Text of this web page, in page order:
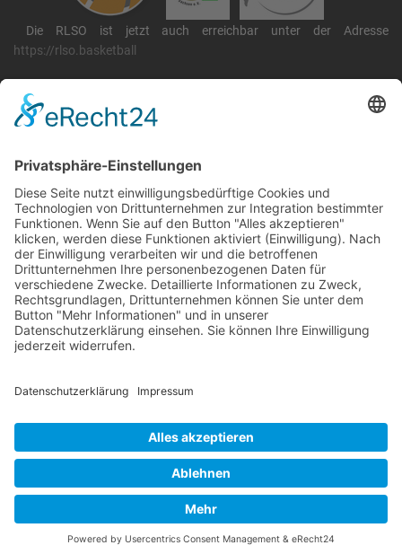
Die RLSO ist jetzt auch erreichbar unter der Adresse
https://rlso.basketball
RLSO Minikalender
August 2026
Mo Di Mi Do Fr Sa
So
3127 28 29 30 31 1
2
3310 11 12
26 27 28
3